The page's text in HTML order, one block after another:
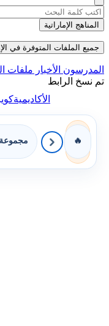
المناهج الإماراتية
جميع الملفات المتوفرة في الإمارات
المدرسون الأخبار ملفات
تم نسخ الرابط
الأكاديمية
🔥 مجموعة